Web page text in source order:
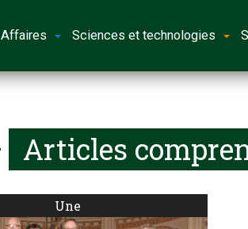
Affaires Sciences et technologies
Articles
Une